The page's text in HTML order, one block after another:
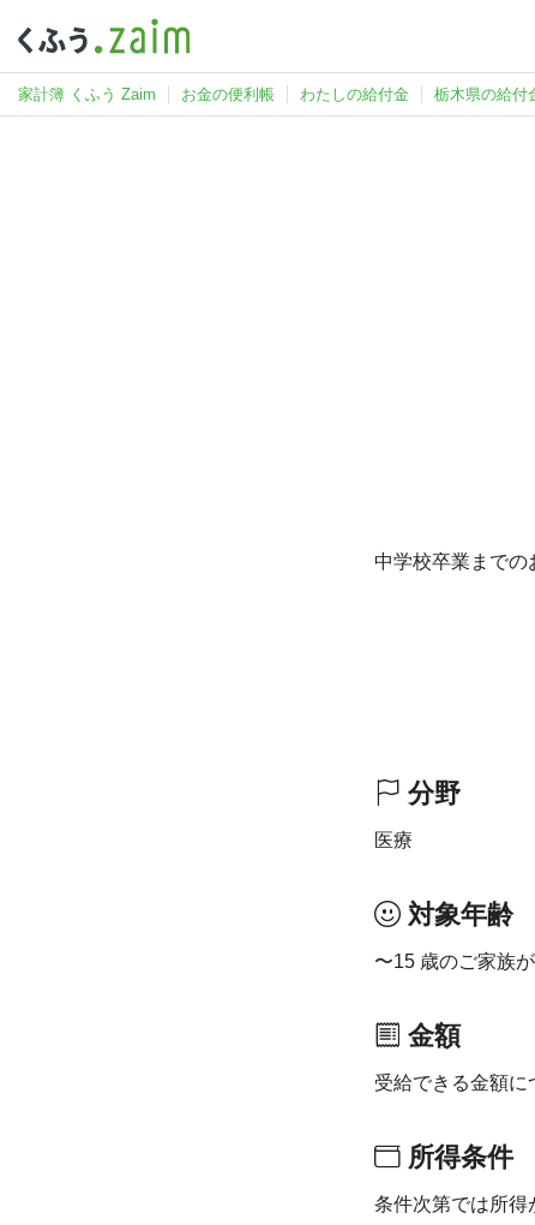
家計簿 くふう Zaim お金の便利帳 わたしの給付金 栃木県の給付
中学校卒業までの
分野
医療
対象年齢
〜15 歳のご家族
金額
受給できる金額に
所得条件
条件次第では所得